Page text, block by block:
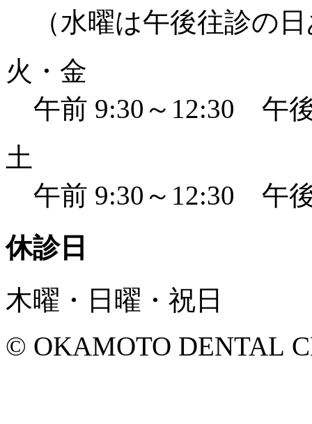
（水曜は午後往診の
火・金
午前 9:30～12:30 午
土
午前 9:30～12:30 午
休診日
木曜・日曜・祝日
© OKAMOTO DENTAL